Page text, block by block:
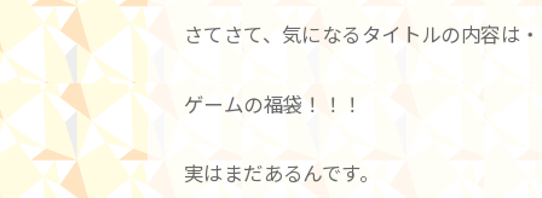
さてさて、気になるタイトルの内容は
ゲームの福袋！！！
実はまだあるんです。